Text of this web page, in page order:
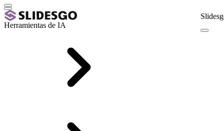
Herramientas de IA